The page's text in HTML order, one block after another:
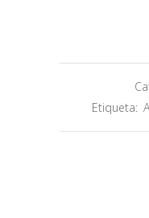
Etiqueta: